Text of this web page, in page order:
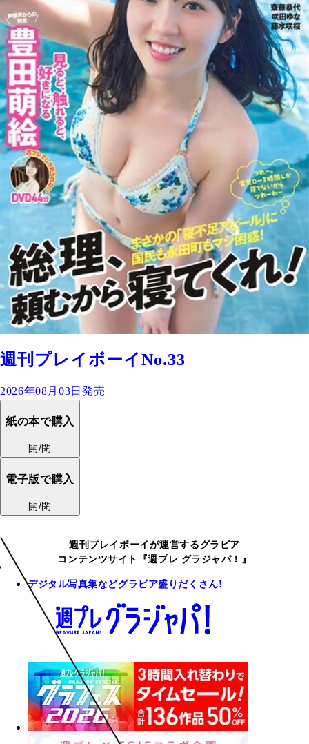
週刊プレイボーイNo.33
2026年08月03日発売
紙の本で購入
開/閉
電子版で購入
開/閉
週刊プレイボーイが運営するグラビア
コンテンツサイト『週プレ グラジャパ！』
デジタル写真集などグラビア盛りだくさん!